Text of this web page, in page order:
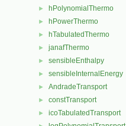
► hPolynomialThermo
► hPowerThermo
► hTabulatedThermo
► janafThermo
► sensibleEnthalpy
► sensibleInternalEnergy
► AndradeTransport
► constTransport
► icoTabulatedTransport